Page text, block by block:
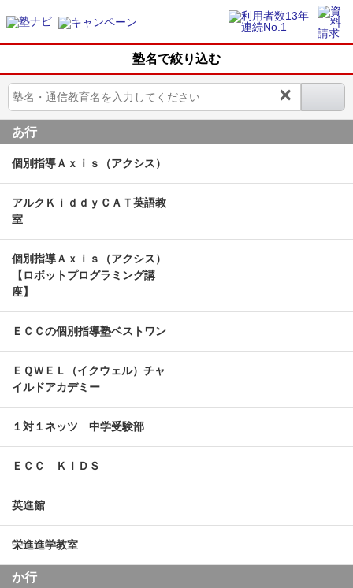
塾名で絞り込む
×
あ行
個別指導Ａｘｉｓ（アクシス）
アルクＫｉｄｄｙＣＡＴ英語教
室
個別指導Ａｘｉｓ（アクシス）
【ロボットプログラミング講
座】
ＥＣＣの個別指導塾ベストワン
ＥＱＷＥＬ（イクウェル）チャ
イルドアカデミー
１対１ネッツ 中学受験部
ＥＣＣ ＫＩＤＳ
英進館
栄進進学教室
か行